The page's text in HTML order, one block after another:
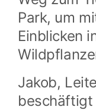
Park, um
Einblicken
Jakob,